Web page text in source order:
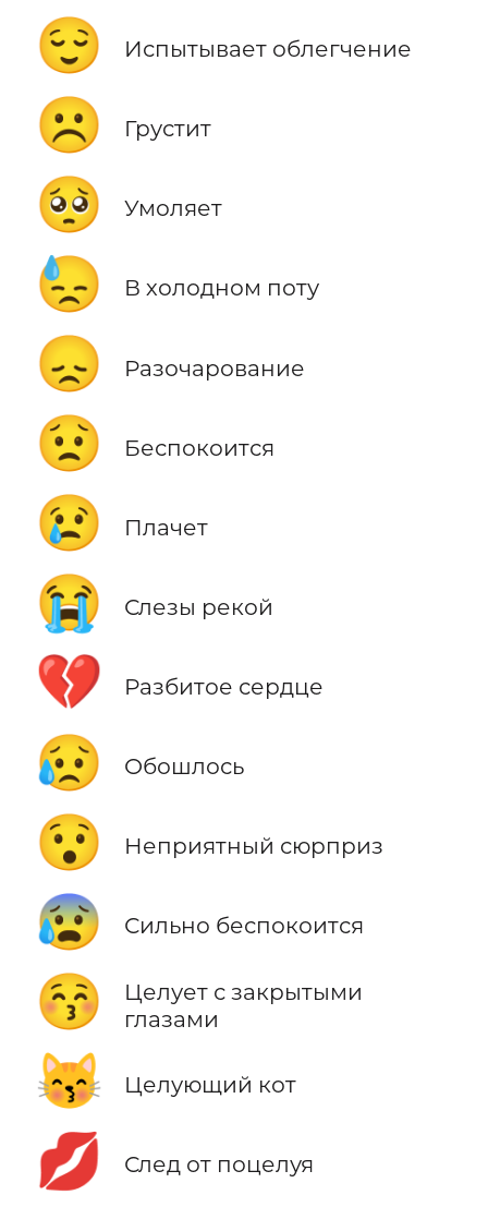
😌 Испытывает облегчение
☹️ Грустит
🥺 Умоляет
😓 В холодном поту
😞 Разочарование
😟 Беспокоится
😢 Плачет
😭 Слезы рекой
💔 Разбитое сердце
😥 Обошлось
😯 Неприятный сюрприз
😰 Сильно беспокоится
😚
Целует с закрытыми
глазами
😽 Целующий кот
💋 След от поцелуя